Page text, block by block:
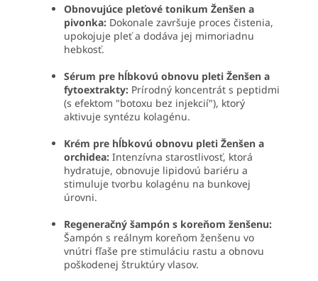
Obnovujúce pleťové tonikum Ženšen a
pivonka: Dokonale završuje proces čistenia,
upokojuje pleť a dodáva jej mimoriadnu
hebkosť.
Sérum pre hĺbkovú obnovu pleti Ženšen a
fytoextrakty: Prírodný koncentrát s peptidmi
(s efektom "botoxu bez injekcií"), ktorý
aktivuje syntézu kolagénu.
Krém pre hĺbkovú obnovu pleti Ženšen a
orchidea: Intenzívna starostlivosť, ktorá
hydratuje, obnovuje lipidovú bariéru a
stimuluje tvorbu kolagénu na bunkovej
úrovni.
Regeneračný šampón s koreňom ženšenu:
Šampón s reálnym koreňom ženšenu vo
vnútri fľaše pre stimuláciu rastu a obnovu
poškodenej štruktúry vlasov.